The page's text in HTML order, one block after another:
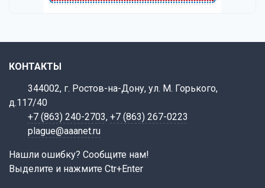
КОНТАКТЫ
344002, г. Ростов-на-Дону, ул. М. Горького,
д.117/40
+7 (863) 240-2703, +7 (863) 267-0223
plague@aaanet.ru
Нашли ошибку? Сообщите нам!
Выделите и нажмите Ctr+Enter